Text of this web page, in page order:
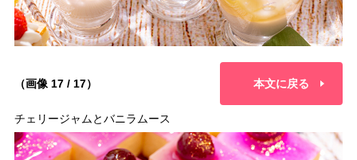
（画像 17 / 17） 本文に戻る
チェリージャムとバニラムース